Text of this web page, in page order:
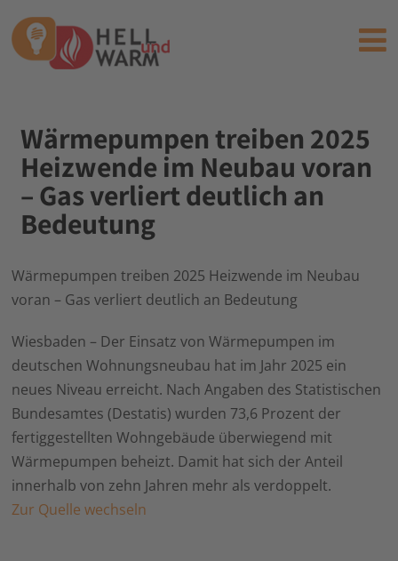
Wärmepumpen treiben 2025
Heizwende im Neubau voran
– Gas verliert deutlich an
Bedeutung
Wärmepumpen treiben 2025 Heizwende im Neubau
voran – Gas verliert deutlich an Bedeutung
Wiesbaden – Der Einsatz von Wärmepumpen im
deutschen Wohnungsneubau hat im Jahr 2025 ein
neues Niveau erreicht. Nach Angaben des Statistischen
Bundesamtes (Destatis) wurden 73,6 Prozent der
fertiggestellten Wohngebäude überwiegend mit
Wärmepumpen beheizt. Damit hat sich der Anteil
innerhalb von zehn Jahren mehr als verdoppelt.
Zur Quelle wechseln